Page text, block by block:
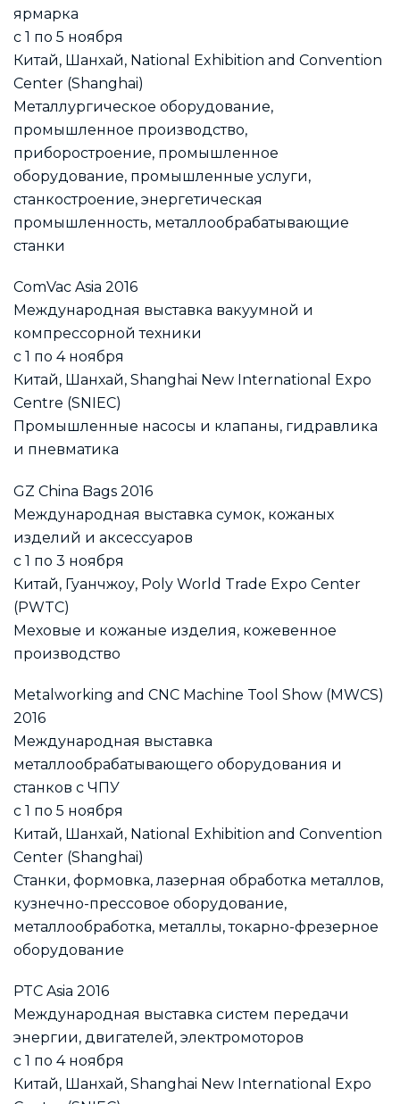
ярмарка
с 1 по 5 ноября
Китай, Шанхай, National Exhibition and Convention
Center (Shanghai)
Металлургическое оборудование,
промышленное производство,
приборостроение, промышленное
оборудование, промышленные услуги,
станкостроение, энергетическая
промышленность, металлообрабатывающие
станки
ComVac Asia 2016
Международная выставка вакуумной и
компрессорной техники
с 1 по 4 ноября
Китай, Шанхай, Shanghai New International Expo
Centre (SNIEC)
Промышленные насосы и клапаны, гидравлика
и пневматика
GZ China Bags 2016
Международная выставка сумок, кожаных
изделий и аксессуаров
с 1 по 3 ноября
Китай, Гуанчжоу, Poly World Trade Expo Center
(PWTC)
Меховые и кожаные изделия, кожевенное
производство
Metalworking and CNC Machine Tool Show (MWCS)
2016
Международная выставка
металлообрабатывающего оборудования и
станков с ЧПУ
с 1 по 5 ноября
Китай, Шанхай, National Exhibition and Convention
Center (Shanghai)
Станки, формовка, лазерная обработка металлов,
кузнечно-прессовое оборудование,
металлообработка, металлы, токарно-фрезерное
оборудование
PTC Asia 2016
Международная выставка систем передачи
энергии, двигателей, электромоторов
с 1 по 4 ноября
Китай, Шанхай, Shanghai New International Expo